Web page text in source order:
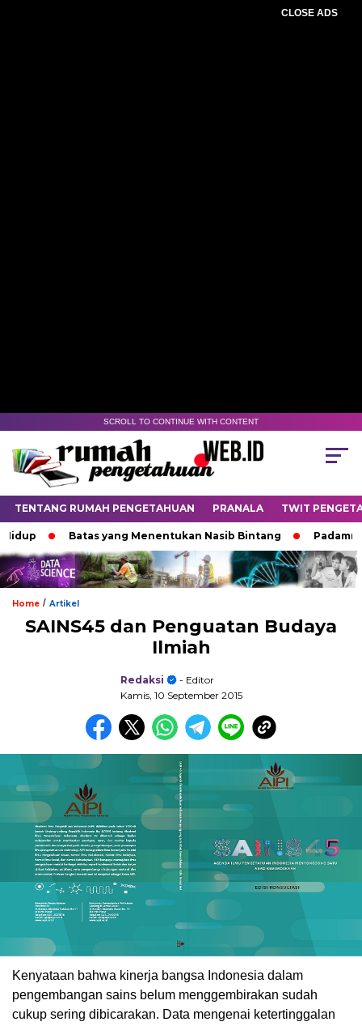
CLOSE ADS
SCROLL TO CONTINUE WITH CONTENT
TENTANG RUMAH PENGETAHUAN PRANALA TWIT
Batas yang Menentukan Nasib Bintang Padamnya
Home / Artikel
SAINS45 dan Penguatan Budaya
Ilmiah
Redaksi
- Editor
Kamis, 10 September 2015
Kenyataan bahwa kinerja bangsa Indonesia dalam
pengembangan sains belum menggembirakan sudah
cukup sering dibicarakan. Data mengenai ketertinggalan